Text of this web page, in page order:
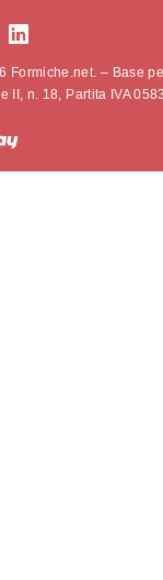
Formiche.net. – Base
II, n. 18, Partita IVA